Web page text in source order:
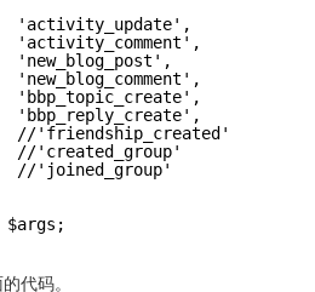
'activity_update',
'activity_comment',
'new_blog_post',
'new_blog_comment',
'bbp_topic_create',
'bbp_reply_create',
//'friendship_created'
//'created_group'
//'joined_group'
代码。